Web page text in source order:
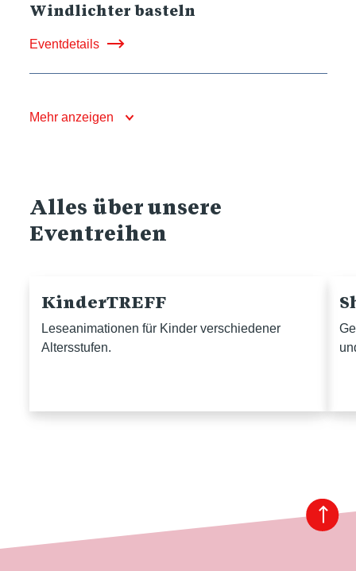
Windlichter basteln
Eventdetails
Mehr anzeigen
Alles über unsere
Eventreihen
KinderTREFF
Leseanimationen für Kinder verschiedener
Altersstufen.